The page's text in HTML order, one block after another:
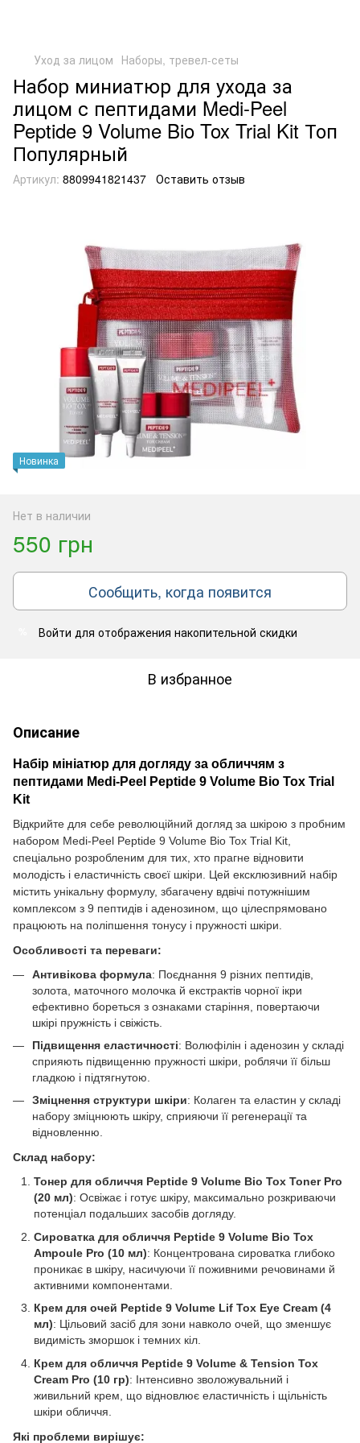
Уход за лицом Наборы, тревел-сеты
Набор миниатюр для ухода за
лицом с пептидами Medi-Peel
Peptide 9 Volume Bio Tox Trial Kit Топ
Популярный
Артикул: 8809941821437 Оставить отзыв
Новинка
Нет в наличии
550 грн
Сообщить, когда появится
Войти для отображения накопительной скидки
В избранное
Описание
Набір мініатюр для догляду за обличчям з
пептидами Medi-Peel Peptide 9 Volume Bio Tox Trial
Kit
Відкрийте для себе революційний догляд за шкірою з пробним
набором Medi-Peel Peptide 9 Volume Bio Tox Trial Kit,
спеціально розробленим для тих, хто прагне відновити
молодість і еластичність своєї шкіри. Цей ексклюзивний набір
містить унікальну формулу, збагачену вдвічі потужнішим
комплексом з 9 пептидів і аденозином, що цілеспрямовано
працюють на поліпшення тонусу і пружності шкіри.
Особливості та переваги:
Антивікова формула: Поєднання 9 різних пептидів,
золота, маточного молочка й екстрактів чорної ікри
ефективно бореться з ознаками старіння, повертаючи
шкірі пружність і свіжість.
Підвищення еластичності: Волюфілін і аденозин у складі
сприяють підвищенню пружності шкіри, роблячи її більш
гладкою і підтягнутою.
Зміцнення структури шкіри: Колаген та еластин у складі
набору зміцнюють шкіру, сприяючи її регенерації та
відновленню.
Склад набору:
Тонер для обличчя Peptide 9 Volume Bio Tox Toner Pro
(20 мл): Освіжає і готує шкіру, максимально розкриваючи
потенціал подальших засобів догляду.
Сироватка для обличчя Peptide 9 Volume Bio Tox
Ampoule Pro (10 мл): Концентрована сироватка глибоко
проникає в шкіру, насичуючи її поживними речовинами й
активними компонентами.
Крем для очей Peptide 9 Volume Lif Tox Eye Cream (4
мл): Цільовий засіб для зони навколо очей, що зменшує
видимість зморшок і темних кіл.
Крем для обличчя Peptide 9 Volume & Tension Tox
Cream Pro (10 гр): Інтенсивно зволожувальний і
живильний крем, що відновлює еластичність і щільність
шкіри обличчя.
Які проблеми вирішує: